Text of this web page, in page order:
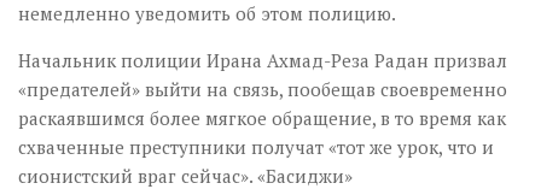
немедленно уведомить об этом полицию.
Начальник полиции Ирана Ахмад-Реза Радан призвал
«предателей» выйти на связь, пообещав своевременно
раскаявшимся более мягкое обращение, в то время как
схваченные преступники получат «тот же урок, что и
сионистский враг сейчас». «Басиджи»